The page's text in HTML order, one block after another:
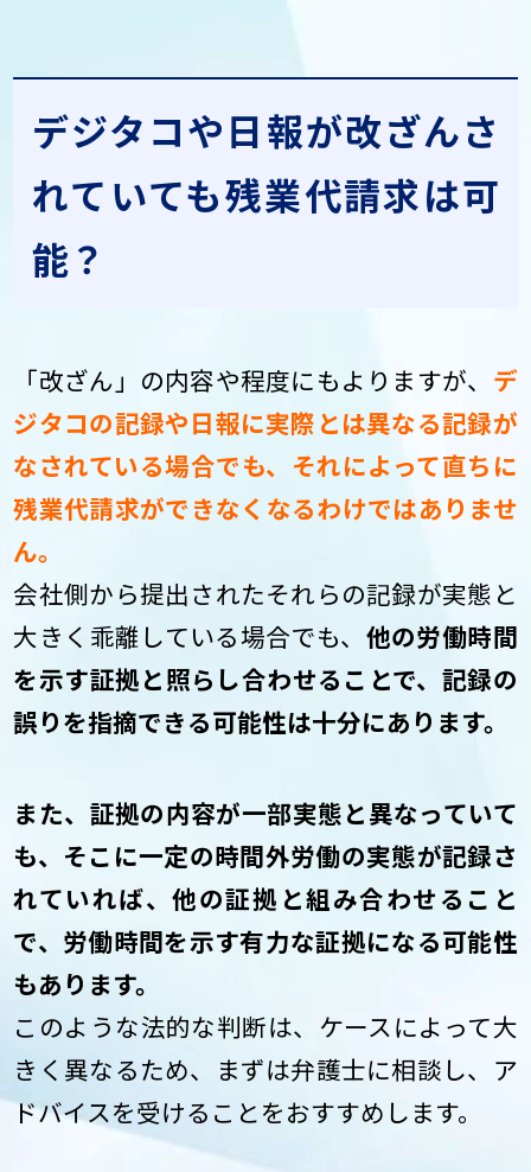
デジタコや日報が改ざんさ
れていても残業代請求は可
能？
「改ざん」の内容や程度にもよりますが、 デ
ジタコの記録や日報に実際とは異なる記録が
なされている場合でも、それによって直ちに
残業代請求ができなくなるわけではありませ
ん。
会社側から提出されたそれらの記録が実態と
大きく乖離している場合でも、 他の労働時間
を示す証拠と照らし合わせることで、記録の
誤りを指摘できる可能性は十分にあります。
また、証拠の内容が一部実態と異なっていて
も、そこに一定の時間外労働の実態が記録さ
れていれば、他の証拠と組み合わせること
で、労働時間を示す有力な証拠になる可能性
もあります。
このような法的な判断は、ケースによって大
きく異なるため、まずは弁護士に相談し、ア
ドバイスを受けることをおすすめします。